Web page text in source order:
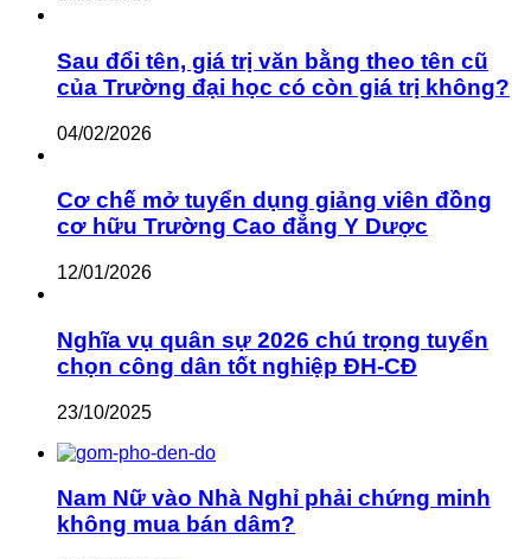
Sau đổi tên, giá trị văn bằng theo tên cũ
của Trường đại học có còn giá trị không?
04/02/2026
Cơ chế mở tuyển dụng giảng viên đồng
cơ hữu Trường Cao đẳng Y Dược
12/01/2026
Nghĩa vụ quân sự 2026 chú trọng tuyển
chọn công dân tốt nghiệp ĐH-CĐ
23/10/2025
Nam Nữ vào Nhà Nghỉ phải chứng minh
không mua bán dâm?